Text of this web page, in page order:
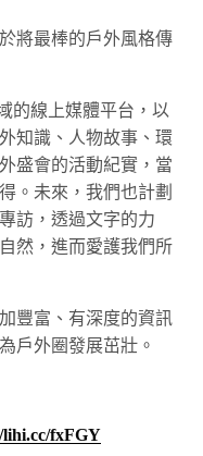
將最棒的戶外風格傳
的線上媒體平台，以
知識、人物故事、環
盛會的活動紀實，當
。未來，我們也計劃
訪，透過文字的力
然，進而愛護我們所
豐富、有深度的資訊
戶外圈發展茁壯。
lihi.cc/fxFGY